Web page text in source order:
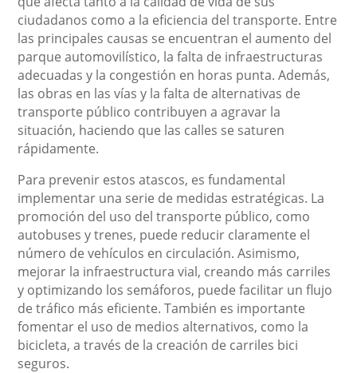
ciudadanos como a la eficiencia del transporte. Entre
las principales causas se encuentran el aumento del
parque automovilístico, la falta de infraestructuras
adecuadas y la congestión en horas punta. Además,
las obras en las vías y la falta de alternativas de
transporte público contribuyen a agravar la
situación, haciendo que las calles se saturen
rápidamente.
Para prevenir estos atascos, es fundamental
implementar una serie de medidas estratégicas. La
promoción del uso del transporte público, como
autobuses y trenes, puede reducir claramente el
número de vehículos en circulación. Asimismo,
mejorar la infraestructura vial, creando más carriles
y optimizando los semáforos, puede facilitar un flujo
de tráfico más eficiente. También es importante
fomentar el uso de medios alternativos, como la
bicicleta, a través de la creación de carriles bici
seguros.